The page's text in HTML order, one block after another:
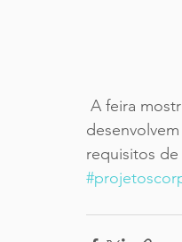
requisitos